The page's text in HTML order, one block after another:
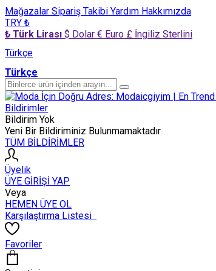
Mağazalar Sipariş Takibi Yardım Hakkımızda
TRY ₺
₺ Türk Lirası $ Dolar € Euro £ İngiliz Sterlini
Türkçe
Türkçe
Bildirimler
Bildirim Yok
Yeni Bir Bildiriminiz Bulunmamaktadır
TÜM BİLDİRİMLER
Üyelik
ÜYE GİRİŞİ YAP
Veya
HEMEN ÜYE OL
Karşılaştırma Listesi
Favoriler